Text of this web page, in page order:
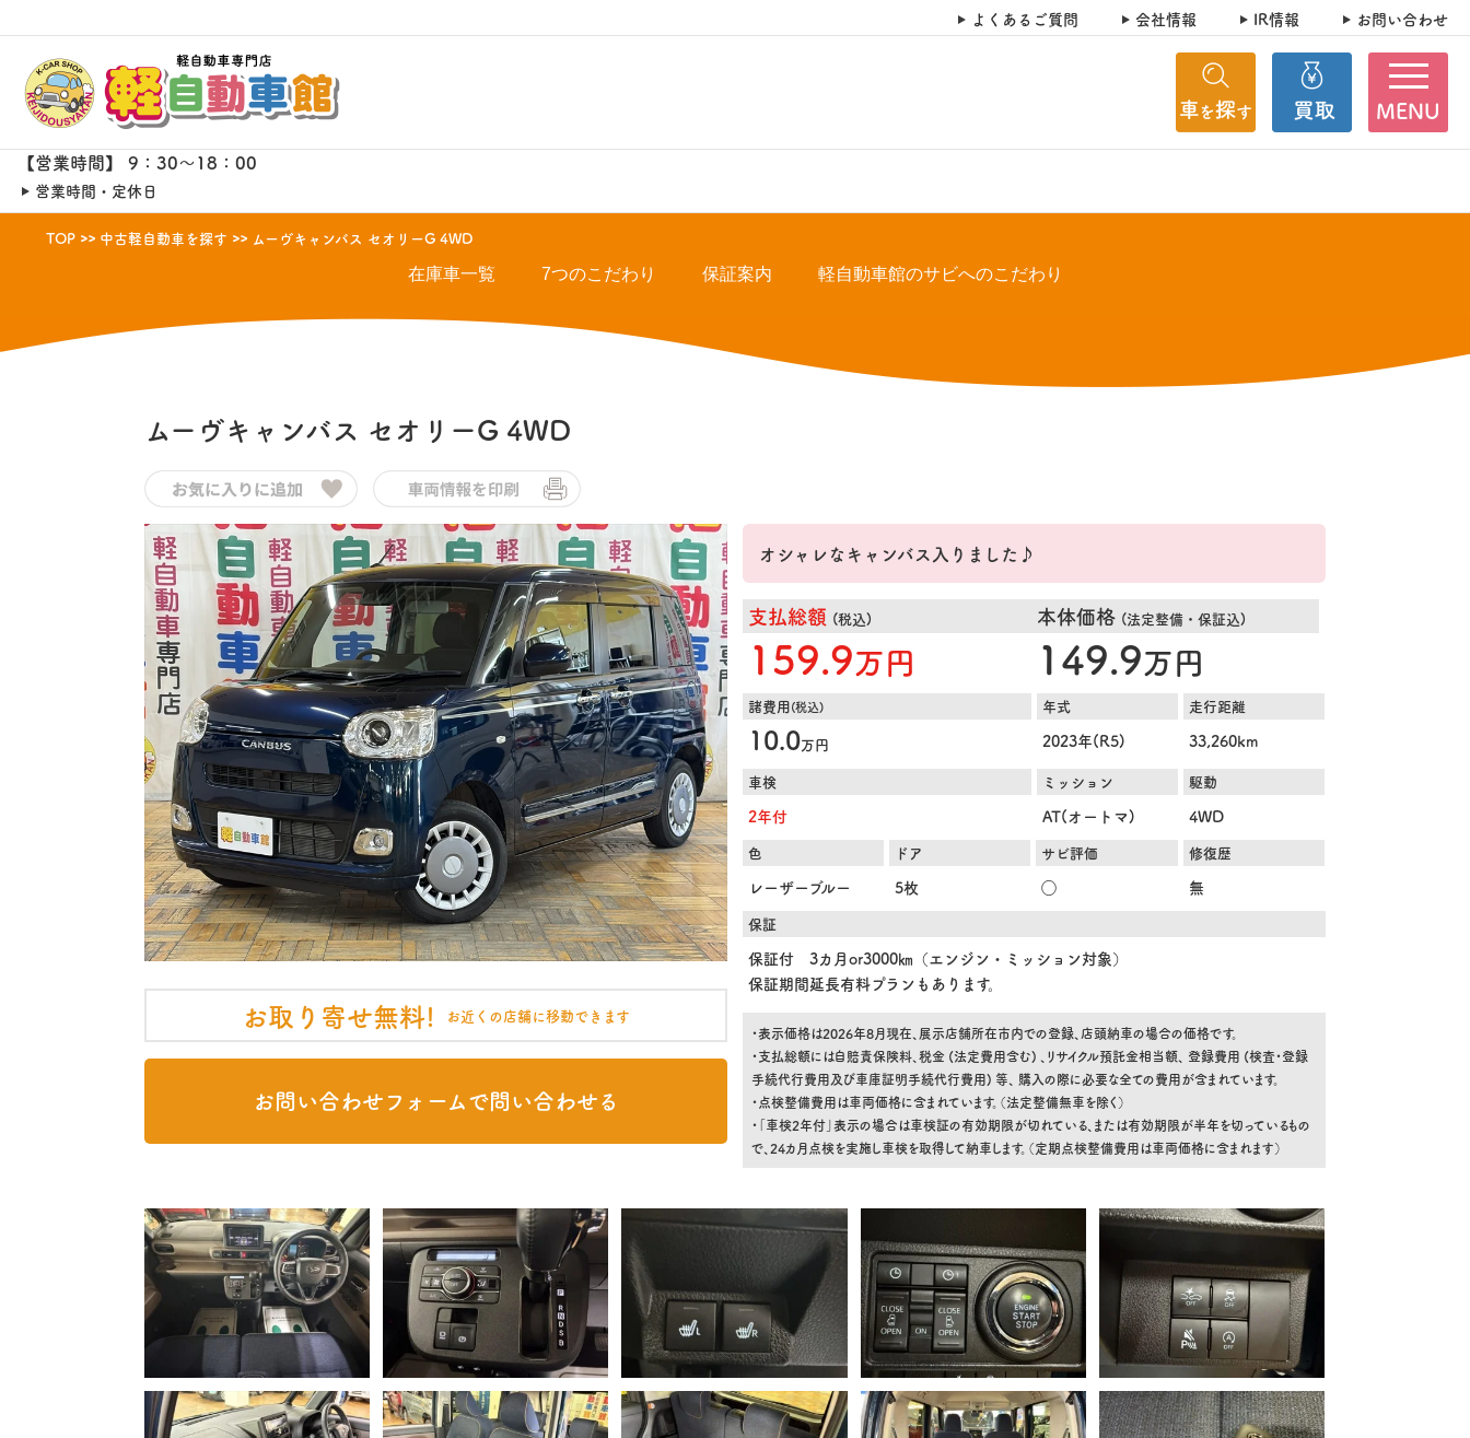
よくあるご質問 会社情報 IR情報 お問い合わせ
MENU
【営業時間】 9：30～18：00
営業時間・定休日
TOP 中古軽自動車を探す ムーヴキャンバス セオリーG 4WD
在庫車一覧 7つのこだわり 保証案内 軽自動車館のサビへのこだわり
ムーヴキャンバス セオリーG 4WD
お取り寄せ無料! お近くの店舗に移動できます
お問い合わせフォームで問い合わせる
オシャレなキャンバス入りました♪
支払総額 (税込)
159.9万円
本体価格 (法定整備・保証込)
149.9万円
諸費用(税込)
10.0万円
年式
2023年(R5)
走行距離
33,260km
車検
2年付
ミッション
AT(オートマ)
駆動
4WD
色
レーザーブルー
ドア
5枚
サビ評価
◯
修復歴
無
保証
保証付 3カ月or3000㎞（エンジン・ミッション対象）
保証期間延長有料プランもあります。
・表示価格は2026年8月現在、展示店舗所在市内での登録、店頭納車の場合の価格です。
・支払総額には自賠責保険料、税金 (法定費用含む) 、リサイクル預託金相当額、 登録費用 (検査・登録
手続代行費用及び車庫証明手続代行費用) 等、 購入の際に必要な全ての費用が含まれています。
・点検整備費用は車両価格に含まれています。（法定整備無車を除く）
・「車検2年付」表示の場合は車検証の有効期限が切れている、または有効期限が半年を切っているもの
で、24カ月点検を実施し車検を取得して納車します。（定期点検整備費用は車両価格に含まれます）